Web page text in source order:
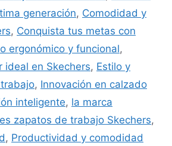
generación, Comodidad y
, Conquista tus metas con
ergonómico y funcional,
ideal en Skechers, Estilo y
, Innovación en calzado
inteligente, la marca
zapatos de trabajo Skechers,
, Productividad y comodidad